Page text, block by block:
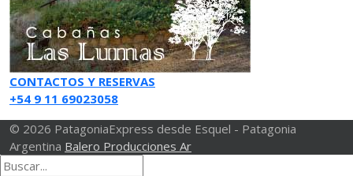
CONTACTOS Y RESERVAS
+54 9 11 69023058
© 2026 PatagoniaExpress desde Esquel - Patagonia
Argentina Balero Producciones Ar